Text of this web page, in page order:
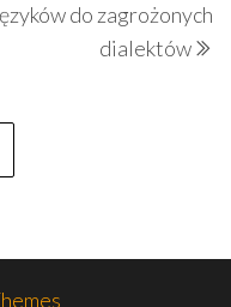
do zagrożonych
dialektów